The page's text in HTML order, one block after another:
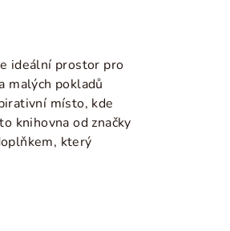
ideální prostor pro
malých pokladů
místo, kde
knihovna od značky
který